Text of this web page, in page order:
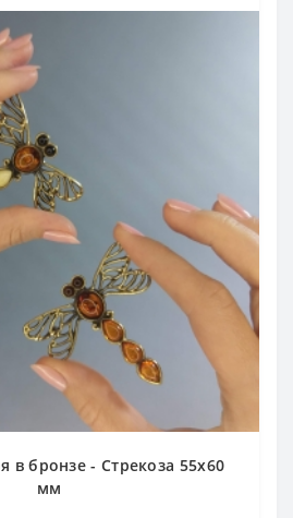
в бронзе - Стрекоза 55х60
мм